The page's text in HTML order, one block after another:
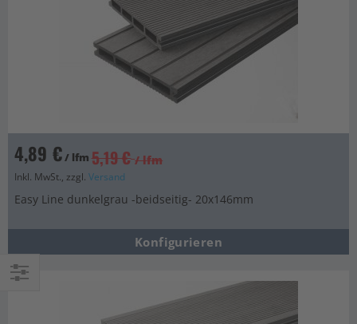
4,89 €/ lfm 5,19 € / lfm
Inkl. MwSt., zzgl. Versand
Easy Line dunkelgrau -beidseitig- 20x146mm
Konfigurieren